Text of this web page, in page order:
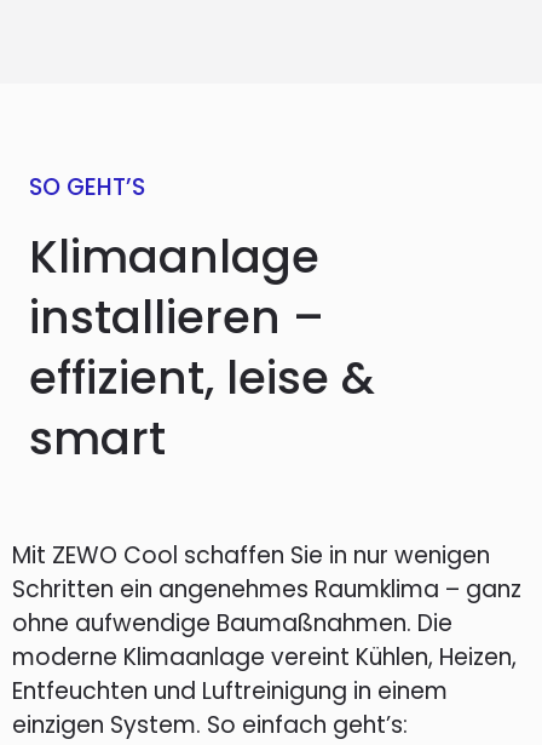
SO GEHT’S
Klimaanlage
installieren –
effizient, leise &
smart
Mit ZEWO Cool schaffen Sie in nur wenigen
Schritten ein angenehmes Raumklima – ganz
ohne aufwendige Baumaßnahmen. Die
moderne Klimaanlage vereint Kühlen, Heizen,
Entfeuchten und Luftreinigung in einem
einzigen System. So einfach geht’s: